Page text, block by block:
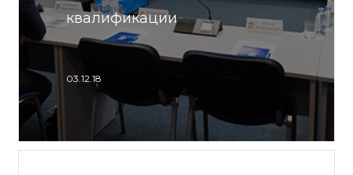
квалификации
03.12.18